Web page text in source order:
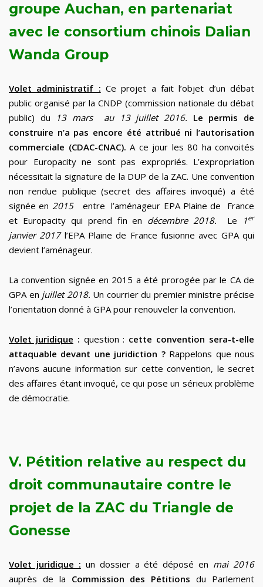
groupe Auchan, en partenariat
avec le consortium chinois Dalian
Wanda Group
Volet administratif : Ce projet a fait l’objet d’un débat
public organisé par la CNDP (commission nationale du débat
public) du 13 mars au 13 juillet 2016. Le permis de
construire n’a pas encore été attribué ni l’autorisation
commerciale (CDAC-CNAC). A ce jour les 80 ha convoités
pour Europacity ne sont pas expropriés. L’expropriation
nécessitait la signature de la DUP de la ZAC. Une convention
non rendue publique (secret des affaires invoqué) a été
signée en 2015entre l’aménageur EPA Plaine de France
et Europacity qui prend fin en décembre 2018. Le 1er
janvier 2017l’EPA Plaine de France fusionne avec GPA qui
devient l’aménageur.
La convention signée en 2015 a été prorogée par le CA de
GPA en juillet 2018. Un courrier du premier ministre précise
l’orientation donné à GPA pour renouveler la convention.
Volet juridique : question : cette convention sera-t-elle
attaquable devant une juridiction ? Rappelons que nous
n’avons aucune information sur cette convention, le secret
des affaires étant invoqué, ce qui pose un sérieux problème
de démocratie.
V. Pétition relative au respect du
droit communautaire contre le
projet de la ZAC du Triangle de
Gonesse
Volet juridique : un dossier a été déposé en mai 2016
auprès de la Commission des Pétitions du Parlement